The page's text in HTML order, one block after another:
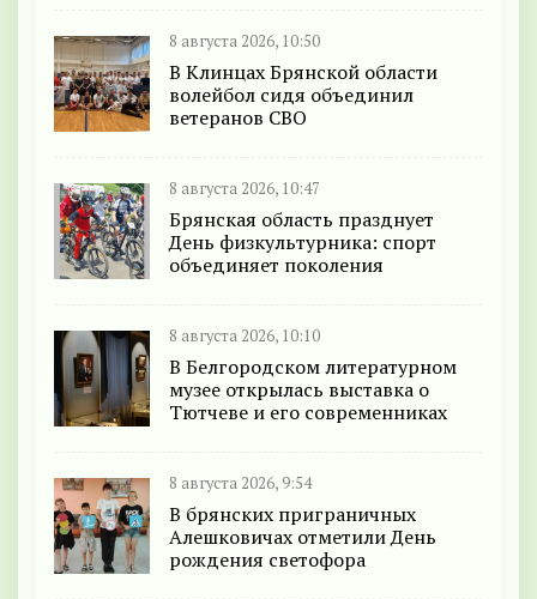
8 августа 2026, 10:50
В Клинцах Брянской области
волейбол сидя объединил
ветеранов СВО
8 августа 2026, 10:47
Брянская область празднует
День физкультурника: спорт
объединяет поколения
8 августа 2026, 10:10
В Белгородском литературном
музее открылась выставка о
Тютчеве и его современниках
8 августа 2026, 9:54
В брянских приграничных
Алешковичах отметили День
рождения светофора